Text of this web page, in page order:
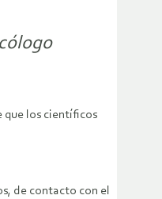
que los científicos
de contacto con el